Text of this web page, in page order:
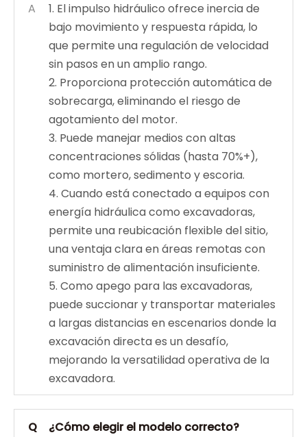
A
1. El impulso hidráulico ofrece inercia de
bajo movimiento y respuesta rápida, lo
que permite una regulación de velocidad
sin pasos en un amplio rango.
2. Proporciona protección automática de
sobrecarga, eliminando el riesgo de
agotamiento del motor.
3. Puede manejar medios con altas
concentraciones sólidas (hasta 70%+),
como mortero, sedimento y escoria.
4. Cuando está conectado a equipos con
energía hidráulica como excavadoras,
permite una reubicación flexible del sitio,
una ventaja clara en áreas remotas con
suministro de alimentación insuficiente.
5. Como apego para las excavadoras,
puede succionar y transportar materiales
a largas distancias en escenarios donde la
excavación directa es un desafío,
mejorando la versatilidad operativa de la
excavadora.
Q
¿Cómo elegir el modelo correcto?